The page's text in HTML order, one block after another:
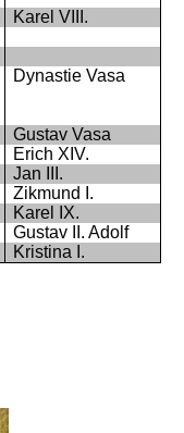
Karel VIII.
Dynastie Vasa
Gustav Vasa
Erich XIV.
Jan III.
Zikmund I.
Karel IX.
Gustav II. Adolf
Kristina I.